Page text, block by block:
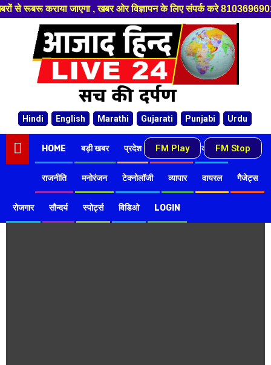
कराया जाएगा , खबर ओर विज्ञापन के लिए संपर्क करे 8103696901
Hindi English Marathi Gujarati Punjabi Urdu
HOME बड़ी खबर प्रदेश देश-विदेश क्राइम
राजनीति मनोरंजन टेक्नोलॉजी व्यापार वायरल गैजेट्स
रोजगार सौन्दर्य स्पोर्ट्स विडिओ LOGIN
FM Play - FM Stop
राजनीति